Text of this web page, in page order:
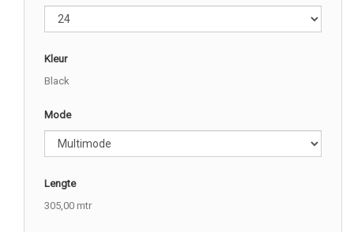
Kleur
Black
Mode
Lengte
305,00 mtr